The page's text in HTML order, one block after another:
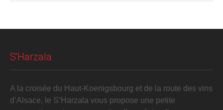
S'Harzala
A la croisée du Haut-Koenigsbourg et de la route des vins
d’Alsace, le S’Harzala vous propose une petite